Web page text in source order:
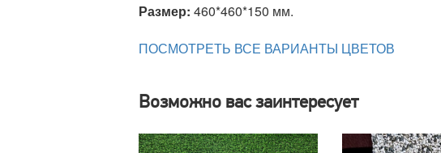
Размер: 460*460*150 мм.
ПОСМОТРЕТЬ ВСЕ ВАРИАНТЫ ЦВЕТОВ
Возможно вас заинтересует